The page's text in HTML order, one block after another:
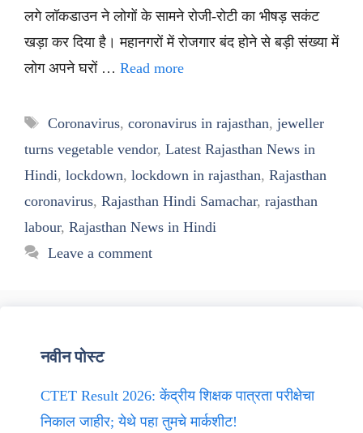
लगे लॉकडाउन ने लोगों के सामने रोजी-रोटी का भीषड़ सकंट
खड़ा कर दिया है। महानगरों में रोजगार बंद होने से बड़ी संख्या में
लोग अपने घरों … Read more
Tags
Coronavirus, coronavirus in rajasthan, jeweller
turns vegetable vendor, Latest Rajasthan News in
Hindi, lockdown, lockdown in rajasthan, Rajasthan
coronavirus, Rajasthan Hindi Samachar, rajasthan
labour, Rajasthan News in Hindi
Leave a comment
नवीन पोस्ट
CTET Result 2026: केंद्रीय शिक्षक पात्रता परीक्षेचा
निकाल जाहीर; येथे पहा तुमचे मार्कशीट!